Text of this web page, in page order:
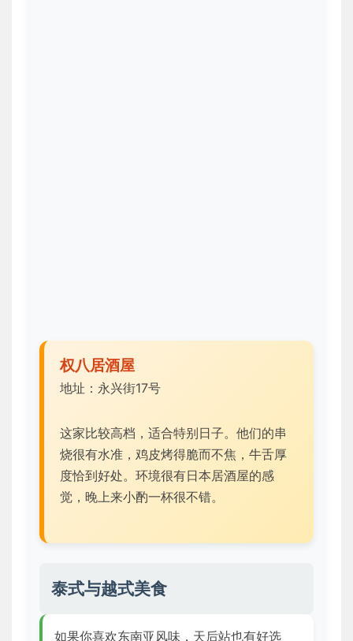
权八居酒屋
地址：永兴街17号
这家比较高档，适合特别日子。他们的串
烧很有水准，鸡皮烤得脆而不焦，牛舌厚
度恰到好处。环境很有日本居酒屋的感
觉，晚上来小酌一杯很不错。
泰式与越式美食
如果你喜欢东南亚风味，天后站也有好选